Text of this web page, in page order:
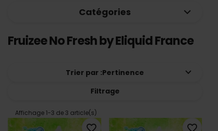
Catégories keyboard_arrow_down
Fruizee No Fresh by Eliquid France
Trier par :Pertinence keyboard_arrow_down
Filtrage
Affichage 1-3 de 3 article(s)
favorite_border favorite_border